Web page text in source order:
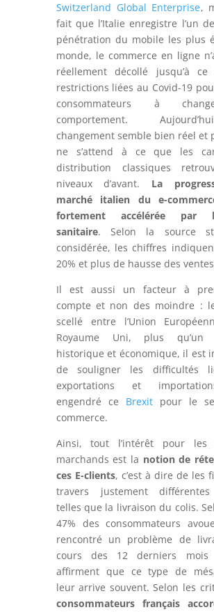
Switzerland Global Enterprise,
fait que l’Italie enregistre l’un
pénétration du mobile les plus
monde, le commerce en ligne
réellement décollé jusqu’à
restrictions liées au Covid-19
consommateurs à
comportement.
changement semble bien réel et
ne s’attend à ce que les
distribution classiques
niveaux d’avant. La
marché italien du e-
fortement accélérée par
sanitaire. Selon la source
considérée, les chiffres
20% et plus de hausse des
Il est aussi un facteur à
compte et non des moindre :
scellé entre l’Union
Royaume Uni, plus qu’un
historique et économique, il est
de souligner les difficultés
exportations et
engendré ce Brexit pour le
commerce.
Ainsi, tout l’intérêt pour les
marchands est la notion de
ces E-clients, c’est à dire de les
travers justement
telles que la livraison du colis.
47% des consommateurs
rencontré un problème de
cours des 12 derniers mois
affirment que ce type de
leur arrive souvent. Selon les
consommateurs français